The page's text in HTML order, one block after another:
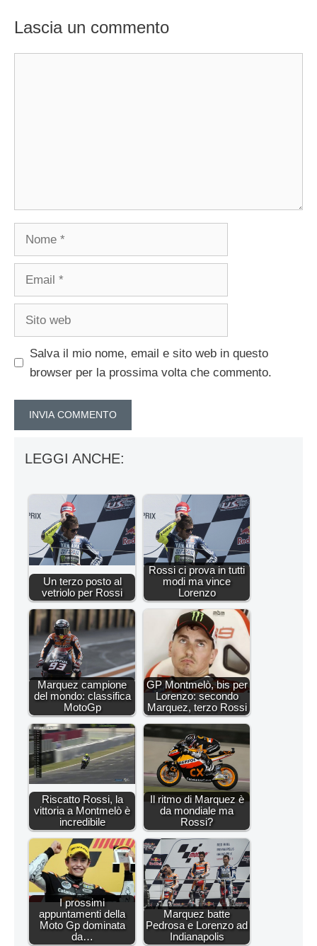
Lascia un commento
Salva il mio nome, email e sito web in questo
browser per la prossima volta che commento.
LEGGI ANCHE:
Un terzo posto al
vetriolo per Rossi
Rossi ci prova in tutti
modi ma vince
Lorenzo
Marquez campione
del mondo: classifica
MotoGp
GP Montmelò, bis per
Lorenzo: secondo
Marquez, terzo Rossi
Riscatto Rossi, la
vittoria a Montmelò è
incredibile
Il ritmo di Marquez è
da mondiale ma
Rossi?
I prossimi
appuntamenti della
Moto Gp dominata
da…
Marquez batte
Pedrosa e Lorenzo ad
Indianapolis